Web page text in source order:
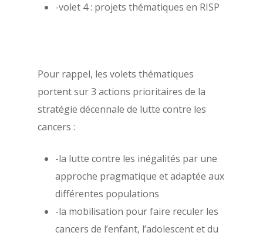
-volet 4 : projets thématiques en RISP
Pour rappel, les volets thématiques
portent sur 3 actions prioritaires de la
stratégie décennale de lutte contre les
cancers :
-la lutte contre les inégalités par une
approche pragmatique et adaptée aux
différentes populations
-la mobilisation pour faire reculer les
cancers de l’enfant, l’adolescent et du
Les statuts de l’AFPSA
Les précédents
Définition de la
la santé
La commission jeunes
Évènements
Les formations
Nous contacter
Adhérer
Mon espace adhérent